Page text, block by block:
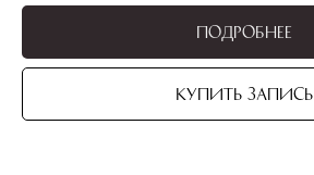
Подробнее
Купить запись